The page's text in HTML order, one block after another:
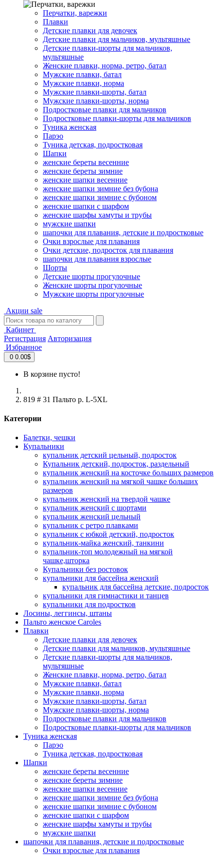
Перчатки, варежки
Плавки
Детские плавки для девочек
Детские плавки для мальчиков, мультяшные
Детские плавки-шорты для мальчиков,
мультяшные
Женские плавки, норма, ретро, батал
Мужские плавки, батал
Мужские плавки, норма
Мужские плавки-шорты, батал
Мужские плавки-шорты, норма
Подростковые плавки для мальчиков
Подростковые плавки-шорты для мальчиков
Туникa женская
Парэо
Туника детская, подростковая
Шапки
женские береты весенние
женские береты зимние
женские шапки весенние
женские шапки зимние без бубона
женские шапки зимние с бубоном
женские шапки с шарфом
женские шарфы хамуты и трубы
мужские шапки
шапочки для плавания, детские и подростковые
Очки взрослые для плавания
Очки детские, подросток для плавания
шапочки для плавания взрослые
Шорты
Детские шорты прогулочные
Женские шорты прогулочные
Мужские шорты прогулочные
Акции sale
Кабинет
Регистрация Авторизация
Избранное
0 0.00$
В корзине пусто!
819 # 31 Пальто p. L-5XL
Категории
Балетки, чешки
Купальники
купальник детский цельный, подросток
Купальник детский, подросток, раздельный
купальник женский на косточке больших размеров
купальник женский на мягкой чашке больших
размеров
купальник женский на твердой чашке
купальник женский с шортами
купальник женский цельный
купальник с ретро плавками
купальник с юбкой детский, подросток
купальник-майка женский, танкини
купальник-топ молодежный на мягкой
чашке,шторка
Купальники без ростовок
купальники для бассейна женский
купальник для бассейна детские, подросток
купальники для гимнастики и танцев
купальники для подростков
Лосины, леггинсы, штаны
Пальто женское Caroles
Плавки
Детские плавки для девочек
Детские плавки для мальчиков, мультяшные
Детские плавки-шорты для мальчиков,
мультяшные
Женские плавки, норма, ретро, батал
Мужские плавки, батал
Мужские плавки, норма
Мужские плавки-шорты, батал
Мужские плавки-шорты, норма
Подростковые плавки для мальчиков
Подростковые плавки-шорты для мальчиков
Туникa женская
Парэо
Туника детская, подростковая
Шапки
женские береты весенние
женские береты зимние
женские шапки весенние
женские шапки зимние без бубона
женские шапки зимние с бубоном
женские шапки с шарфом
женские шарфы хамуты и трубы
мужские шапки
шапочки для плавания, детские и подростковые
Очки взрослые для плавания